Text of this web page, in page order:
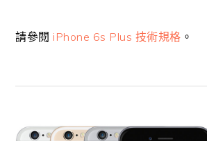
請參閱 iPhone 6s Plus 技術規格 。